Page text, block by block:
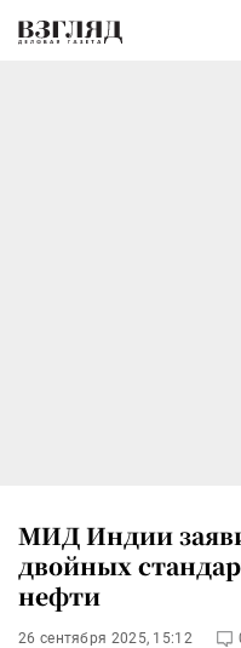
МИД Индии
двойных
нефти
26 сентября 2025, 15:12